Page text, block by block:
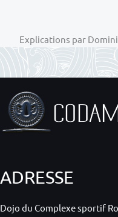
Explications par
ADRESSE
Dojo du Complexe sportif